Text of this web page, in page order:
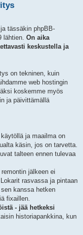
tässäkin phpBB-
lähtien. On aika
keskustella ja
on tekninen, kuin
web hostingin
koskemme myös
ja päivittämällä
ja maailma on
käsin, jos on tarvetta.
talteen ennen tulevaa
jälkeen ei
rasvassa ja pintaan
kanssa hetken
fixaillen.
- jää hetkeksi
historiapankkina, kun